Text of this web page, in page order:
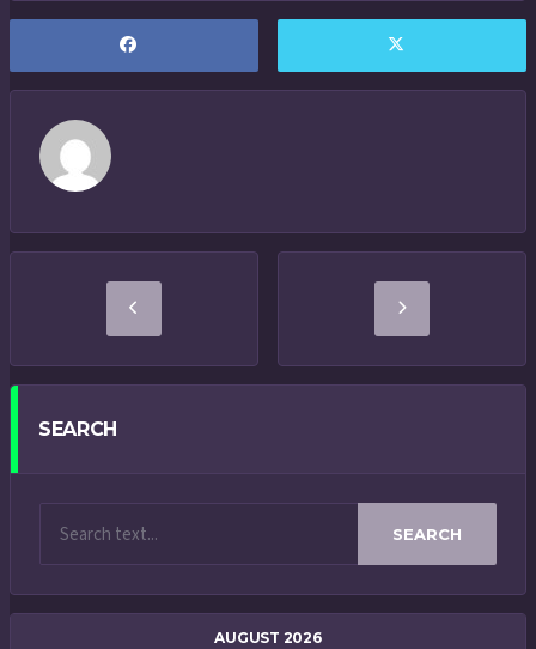
SEARCH
SEARCH
AUGUST 2026